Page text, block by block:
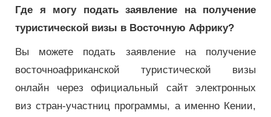
Где я могу подать заявление на получение
туристической визы в Восточную Африку?
Вы можете подать заявление на получение
восточноафриканской туристической визы
онлайн через официальный сайт электронных
виз стран-участниц программы, а именно Кении,